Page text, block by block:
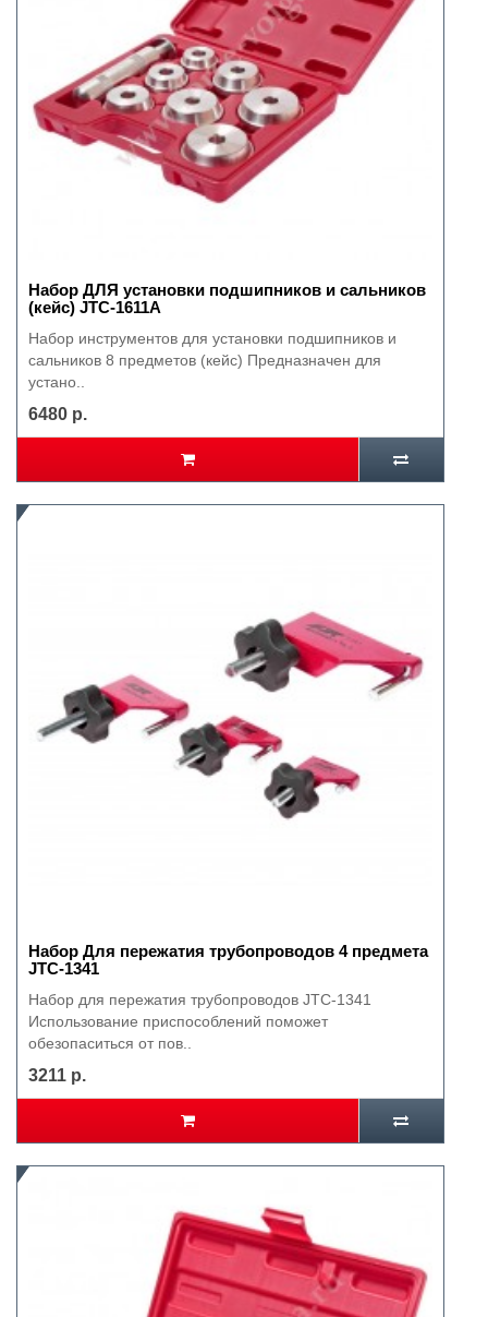
Набор ДЛЯ установки подшипников и сальников
(кейс) JTC-1611А
Набор инструментов для установки подшипников и
сальников 8 предметов (кейс) Предназначен для
устано..
6480 р.
Набор Для пережатия трубопроводов 4 предмета
JTC-1341
Набор для пережатия трубопроводов JTC-1341
Использование приспособлений поможет
обезопаситься от пов..
3211 р.